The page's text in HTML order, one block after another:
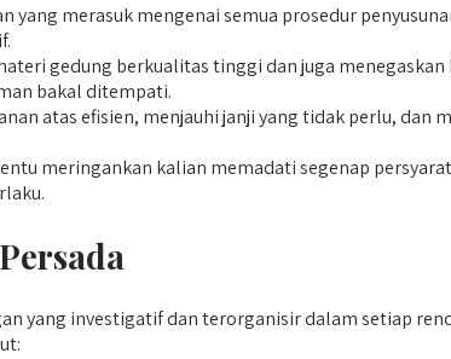
merasuk mengenai semua prosedur
gedung berkualitas tinggi dan juga
bakal ditempati.
atas efisien, menjauhi janji yang tidak perlu, dan
meringankan kalian memadati segenap
yang investigatif dan terorganisir dalam setiap